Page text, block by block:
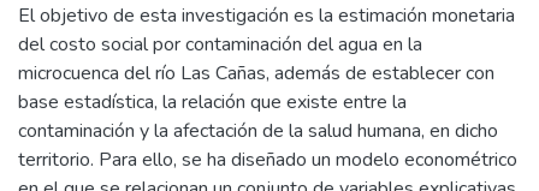
El objetivo de esta investigación es la estimación monetaria
del costo social por contaminación del agua en la
microcuenca del río Las Cañas, además de establecer con
base estadística, la relación que existe entre la
contaminación y la afectación de la salud humana, en dicho
territorio. Para ello, se ha diseñado un modelo econométrico